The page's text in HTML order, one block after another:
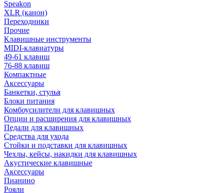
Speakon
XLR (канон)
Переходники
Прочие
Клавишные инструменты
MIDI-клавиатуры
49-61 клавиш
76-88 клавиш
Компактные
Аксессуары
Банкетки, стулья
Блоки питания
Комбоусилители для клавишных
Опции и расширения для клавишных
Педали для клавишных
Средства для ухода
Стойки и подставки для клавишных
Чехлы, кейсы, накидки для клавишных
Акустические клавишные
Аксессуары
Пианино
Рояли